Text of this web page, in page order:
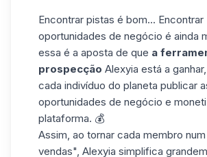
Encontrar pistas é bom... Encontrar
oportunidades de negócio é ainda
essa é a aposta de que a
prospecção Alexyia está a ganhar,
cada indivíduo do planeta publicar
oportunidades de negócio e
plataforma. 💰
Assim, ao tornar cada membro
vendas", Alexyia simplifica